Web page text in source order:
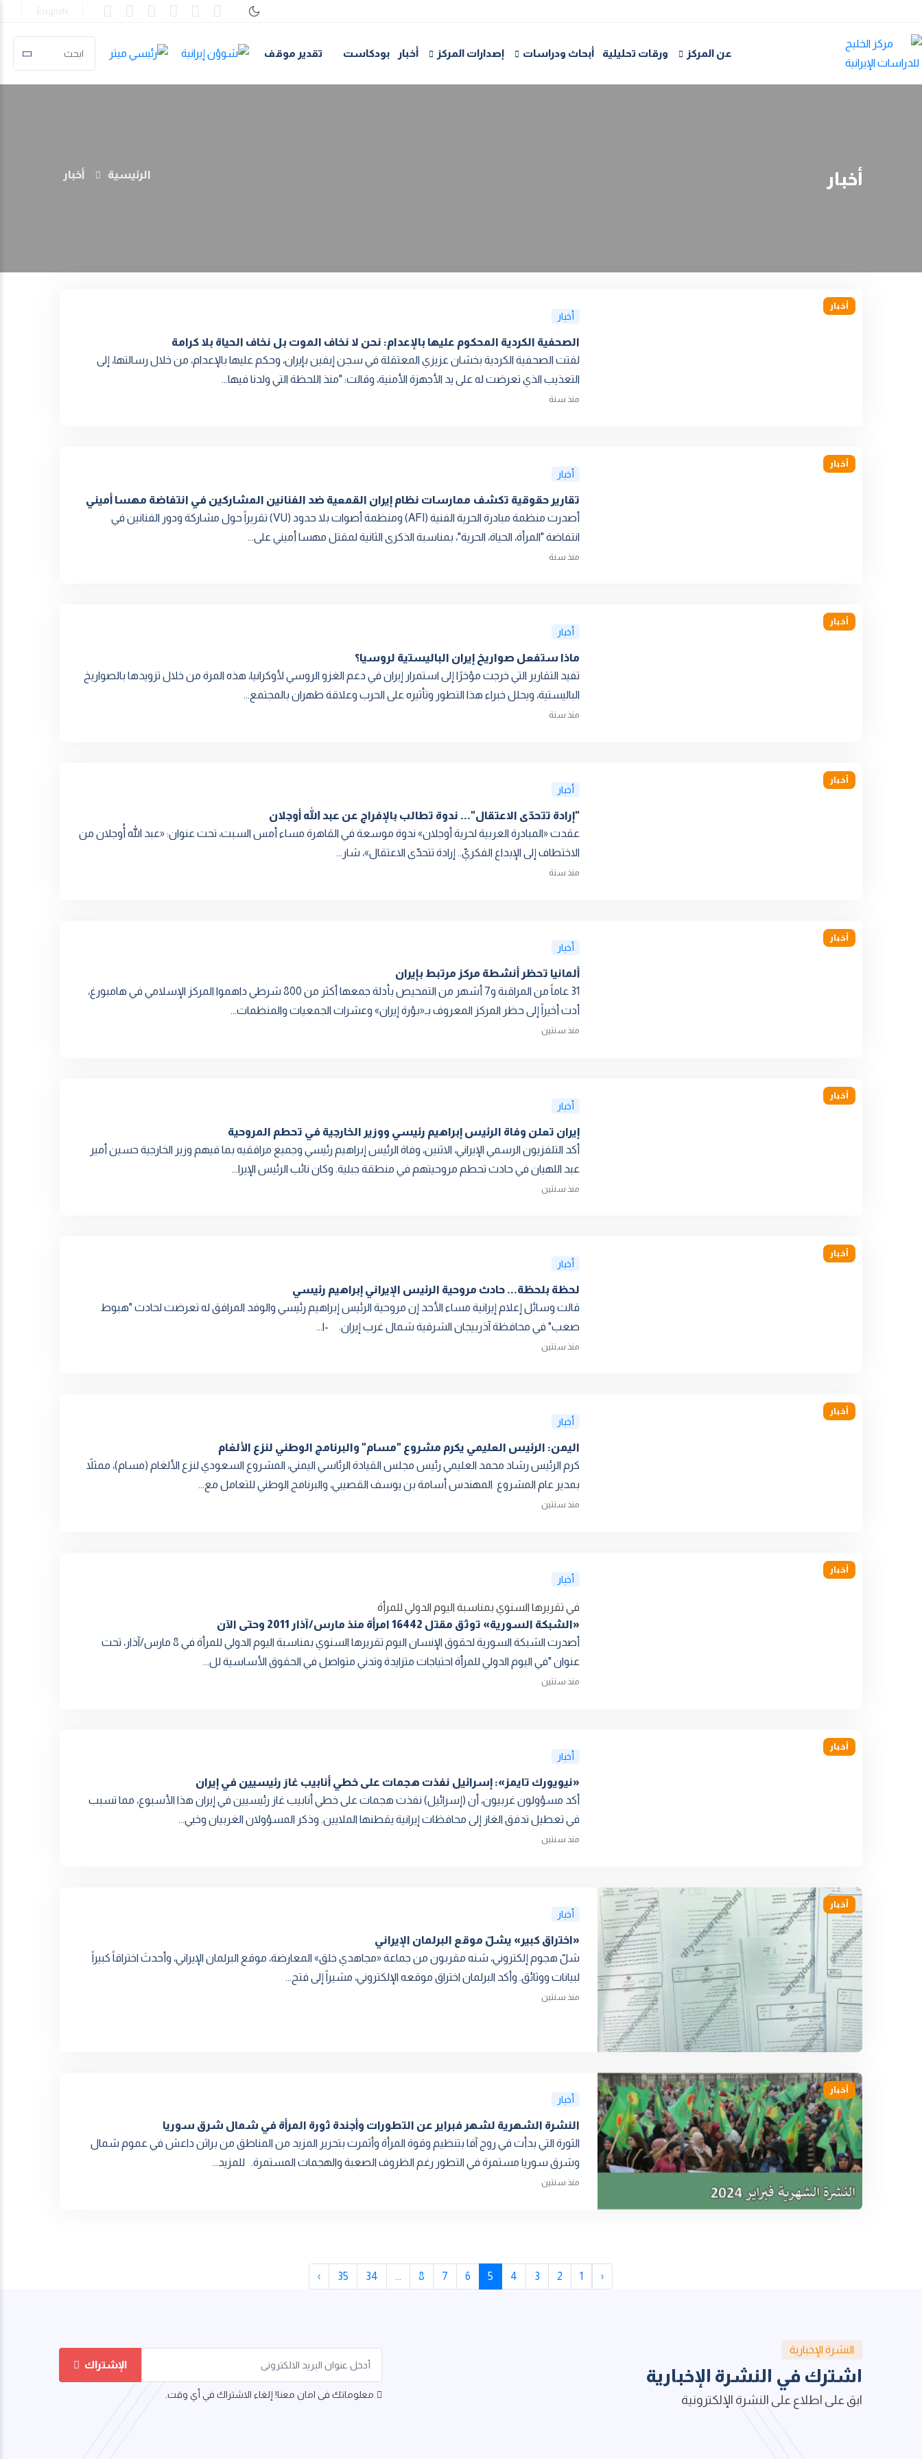
English
عن المركز ورقات تحليلية أبحاث ودراسات إصدارات المركز أخبار بودكاست تقدير موقف
أخبار الرئيسية أخبار
أخبار
أخبار
الصحفية الكردية المحكوم عليها بالإعدام: نحن لا نخاف الموت بل نخاف الحياة بلا كرامة
لفتت الصحفية الكردية بخشان عزيزي المعتقلة في سجن إيفين بإيران، وحكم عليها بالإعدام، من خلال رسالتها، إلى
التعذيب الذي تعرضت له على يد الأجهزة الأمنية، وقالت: "منذ اللحظة التي ولدنا فيها...
منذ سنة
أخبار
أخبار
تقارير حقوقية تكشف ممارسات نظام إيران القمعية ضد الفنانين المشاركين في انتفاضة مهسا أميني
أصدرت منظمة مبادرة الحرية الفنية (AFI) ومنظمة أصوات بلا حدود (VU) تقريراً حول مشاركة ودور الفنانين في
انتفاضة "المرأة، الحياة، الحرية"، بمناسبة الذكرى الثانية لمقتل مهسا أميني على...
منذ سنة
أخبار
أخبار
ماذا ستفعل صواريخ إيران الباليستية لروسيا؟
تفيد التقارير التي خرجت مؤخرًا إلى استمرار إيران في دعم الغزو الروسي لأوكرانيا، هذه المرة من خلال تزويدها بالصواريخ
الباليستية، ويحلل خبراء هذا التطور وتأثيره على الحرب وعلاقة طهران بالمجتمع...
منذ سنة
أخبار
أخبار
"إرادة تتحدّى الاعتقال"... ندوة تطالب بالإفراج عن عبد اللّه أوجلان
عقدت «المبادرة العربية لحرية أوجلان» ندوة موسعة في القاهرة مساء أمس السبت، تحت عنوان: «عبد اللّه أُوجلان من
الاختطاف إلى الإبداع الفكريّ.. إرادة تتحدّى الاعتقال»، شار...
منذ سنة
أخبار
أخبار
ألمانيا تحظر أنشطة مركز مرتبط بإيران
31 عاماً من المراقبة و7 أشهر من التمحيص بأدلة جمعها أكثر من 800 شرطي داهموا المركز الإسلامي في هامبورغ،
أدت أخيراً إلى حظر المركز المعروف بـ«بؤرة إيران» وعشرات الجمعيات والمنظمات...
منذ سنتين
أخبار
أخبار
إيران تعلن وفاة الرئيس إبراهيم رئيسي ووزير الخارجية في تحطم المروحية
أكد التلفزيون الرسمي الإيراني، الاثنين، وفاة الرئيس إبراهيم رئيسي وجميع مرافقيه بما فيهم وزير الخارجية حسين أمير
عبد اللهيان في حادث تحطم مروحيتهم في منطقة جبلية. وكان نائب الرئيس الإيرا...
منذ سنتين
أخبار
أخبار
لحظة بلحظة... حادث مروحية الرئيس الإيراني إبراهيم رئيسي
قالت وسائل إعلام إيرانية مساء الأحد إن مروحية الرئیس إبراهيم رئيسي والوفد المرافق له تعرضت لحادث "هبوط
صعب" في محافظة آذربيجان الشرقية شمال غرب إيران. -ا...
منذ سنتين
أخبار
أخبار
اليمن: الرئيس العليمي يكرم مشروع "مسام" والبرنامج الوطني لنزع الألغام
كرم الرئيس رشاد محمد العليمي رئيس مجلس القيادة الرئاسي اليمني، المشروع السعودي لنزع الألغام (مسام)، ممثلاً
بمدير عام المشروع المهندس أسامة بن يوسف القصيبي، والبرنامج الوطني للتعامل مع...
منذ سنتين
أخبار
أخبار
في تقريرها السنوي بمناسبة اليوم الدولي للمرأة
«الشبكة السورية» توثق مقتل 16442 امرأة منذ مارس/آذار 2011 وحتى الآن
أصدرت الشبكة السورية لحقوق الإنسان اليوم تقريرها السنوي بمناسبة اليوم الدولي للمرأة في 8 مارس/آذار، تحت
عنوان "في اليوم الدولي للمرأة احتياجات متزايدة وتدني متواصل في الحقوق الأساسية لل...
منذ سنتين
أخبار
أخبار
«نيويورك تايمز»: إسرائيل نفذت هجمات على خطي أنابيب غاز رئيسيين في إيران
أكد مسؤولون غربيون، أن (إسرائيل) نفذت هجمات على خطي أنابيب غاز رئيسيين في إيران هذا الأسبوع، مما تسبب
في تعطيل تدفق الغاز إلى محافظات إيرانية يقطنها الملايين. وذكر المسؤولان الغربيان وخبي...
منذ سنتين
أخبار
أخبار
«اختراق كبير» يشلّ موقع البرلمان الإيراني
شلّ هجوم إلكتروني، شنه مقربون من جماعة «مجاهدي خلق» المعارضة، موقع البرلمان الإيراني، وأحدثَ اختراقاً كبيراً
لبيانات ووثائق. وأكد البرلمان اختراق موقعه الإلكتروني، مشيراً إلى فتح...
منذ سنتين
أخبار
أخبار
النشرة الشهرية لشهر فبراير عن التطورات وأجندة ثورة المرأة في شمال شرق سوريا
الثورة التي بدأت في روج آفا بتنظيم وقوة المرأة وأثمرت بتحرير المزيد من المناطق من براثن داعش في عموم شمال
وشرق سوريا مستمرة في التطور رغم الظروف الصعبة والهجمات المستمرة. للمزيد...
منذ سنتين
‹
1
2
3
4
5
6
7
8
...
34
35
›
النشرة الإخبارية
اشترك في النشرة الإخبارية
ابق على اطلاع على النشرة الإلكترونية
الإشتراك
معلوماتك فى امان معنا! إلغاء الاشتراك في أي وقت.